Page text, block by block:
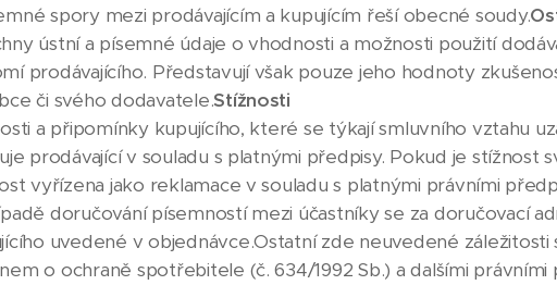
spory mezi prodávajícím a kupujícím řeší obecné soudy.
ústní a písemné údaje o vhodnosti a možnosti použití
prodávajícího. Představují však pouze jeho hodnoty
či svého dodavatele.Stížnosti
a připomínky kupujícího, které se týkají smluvního vztahu
prodávající v souladu s platnými předpisy. Pokud je stížnost
vyřízena jako reklamace v souladu s platnými právními
doručování písemností mezi účastníky se za doručovací
uvedené v objednávce.Ostatní zde neuvedené záležitosti
o ochraně spotřebitele (č. 634/1992 Sb.) a dalšími